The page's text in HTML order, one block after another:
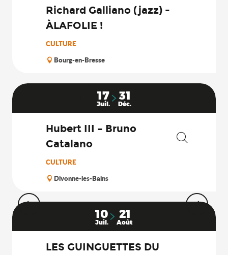
Richard Galliano (jazz) -
ÀLAFOLIE !
CULTURE
Bourg-en-Bresse
17
Juil.
31
Déc.
Hubert III – Bruno
Catalano
CULTURE
Divonne-les-Bains
10
Juil.
21
Août
LES GUINGUETTES DU